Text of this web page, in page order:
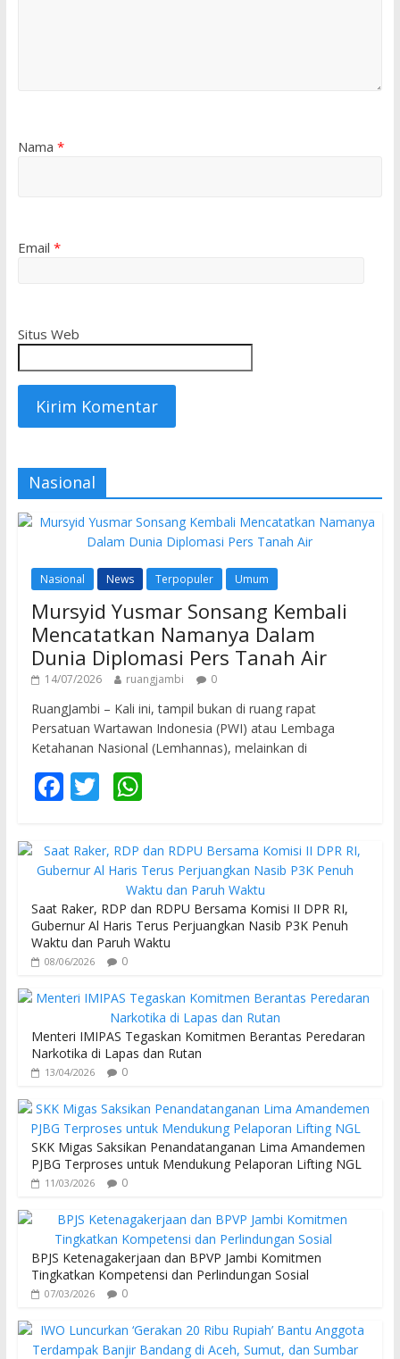
Nama *
Email *
Situs Web
Nasional
Nasional News Terpopuler Umum
Mursyid Yusmar Sonsang Kembali
Mencatatkan Namanya Dalam
Dunia Diplomasi Pers Tanah Air
14/07/2026 ruangjambi 0
RuangJambi – Kali ini, tampil bukan di ruang rapat
Persatuan Wartawan Indonesia (PWI) atau Lembaga
Ketahanan Nasional (Lemhannas), melainkan di
F
e
b
o
o
k
T
itt
er
W
at
s
A
p
p
Saat Raker, RDP dan RDPU Bersama Komisi II DPR RI,
Gubernur Al Haris Terus Perjuangkan Nasib P3K Penuh
Waktu dan Paruh Waktu
08/06/2026 0
Menteri IMIPAS Tegaskan Komitmen Berantas Peredaran
Narkotika di Lapas dan Rutan
13/04/2026 0
SKK Migas Saksikan Penandatanganan Lima Amandemen
PJBG Terproses untuk Mendukung Pelaporan Lifting NGL
11/03/2026 0
BPJS Ketenagakerjaan dan BPVP Jambi Komitmen
Tingkatkan Kompetensi dan Perlindungan Sosial
07/03/2026 0